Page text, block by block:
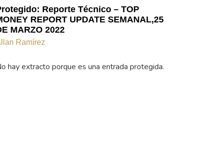
Reporte Técnico – TOP
REPORT UPDATE SEMANAL,25
MARZO 2022
Ramírez
hay extracto porque es una entrada protegida.